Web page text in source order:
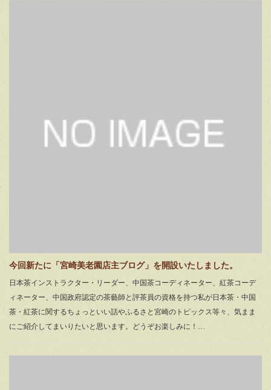
今回新たに「宮崎美老園店主ブログ」を開設いたしました。
日本茶インストラクター・リーダー、中国茶コーディネーター、紅茶コーデ
ィネーター、中国政府認定の茶藝師と評茶員の資格を持つ私が日本茶・中国
茶・紅茶に関するちょっといい話やふるさと宮崎のトピックス等々、気まま
にご紹介してまいりたいと思います。どうぞお楽しみに！…